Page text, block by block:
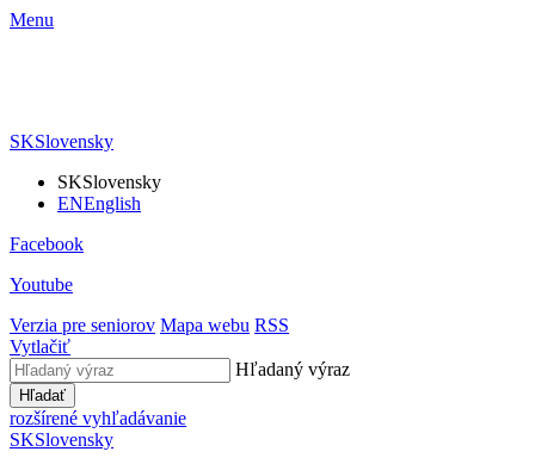
Menu
SKSlovensky
SKSlovensky
ENEnglish
Facebook
Youtube
Verzia pre seniorov Mapa webu RSS
Vytlačiť
Hľadaný výraz
Hľadať
rozšírené vyhľadávanie
SKSlovensky